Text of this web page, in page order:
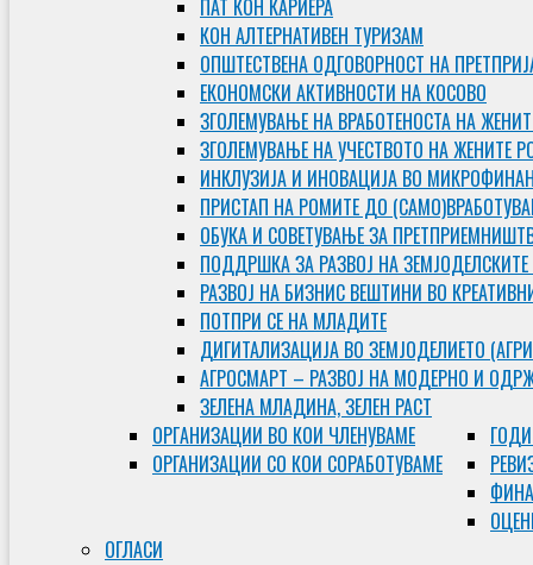
ПАТ КОН КАРИЕРА
КОН АЛТЕРНАТИВЕН ТУРИЗАМ
ОПШТЕСТВЕНА ОДГОВОРНОСТ НА
ЕКОНОМСКИ АКТИВНОСТИ НА КОСОВО
ЗГОЛЕМУВАЊЕ НА ВРАБОТЕНОСТА НА
ЗГОЛЕМУВАЊЕ НА УЧЕСТВОТО НА ЖЕНИТЕ
ИНКЛУЗИЈА И ИНОВАЦИЈА ВО
ПРИСТАП НА РОМИТЕ ДО
ОБУКА И СОВЕТУВАЊЕ ЗА
ПОДДРШКА ЗА РАЗВОЈ НА
РАЗВОЈ НА БИЗНИС ВЕШТИНИ ВО
ПОТПРИ СЕ НА МЛАДИТЕ
ДИГИТАЛИЗАЦИЈА ВО ЗЕМЈОДЕЛИЕТО
АГРОСМАРТ – РАЗВОЈ НА МОДЕРНО И
ЗЕЛЕНА МЛАДИНА, ЗЕЛЕН РАСТ
ОРГAНИЗАЦИИ ВО КОИ ЧЛЕНУВАМЕ
ОРГАНИЗАЦИИ СО КОИ СОРАБОТУВАМЕ
ОГЛАСИ